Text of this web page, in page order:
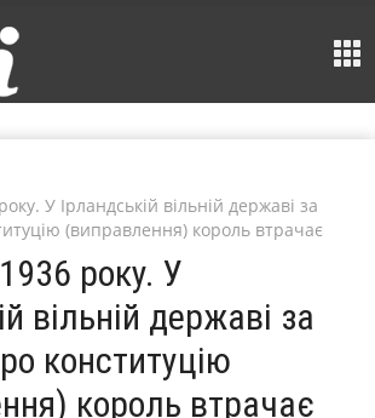
У Ірландській вільній державі за
(виправлення) король втрачає
року. У
вільній державі за
конституцію
король втрачає